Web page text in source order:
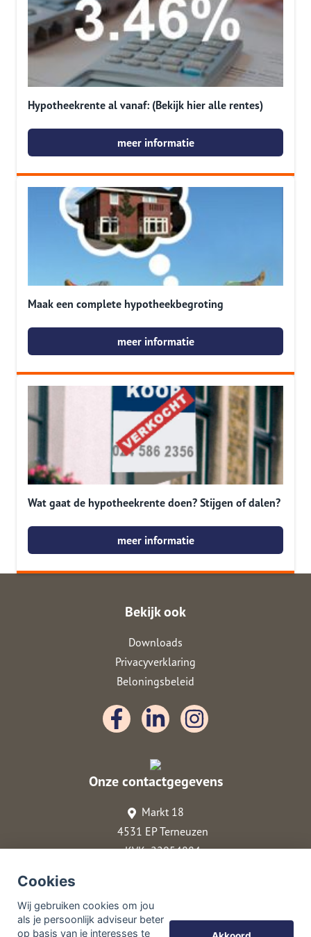
Cookies
Wij gebruiken cookies om jou
als je persoonlijk adviseur beter
op basis van je interesses te
Hypotheekrente al vanaf: (Bekijk hier alle rentes)
meer informatie
Maak een complete hypotheekbegroting
meer informatie
Wat gaat de hypotheekrente doen? Stijgen of dalen?
meer informatie
Bekijk ook
Downloads
Privacyverklaring
Beloningsbeleid
Onze contactgegevens
Markt 18
4531 EP Terneuzen
KVK: 22054884
info@dehypotheekexpert-terneuzen.nl
06 - 33 44 00 00